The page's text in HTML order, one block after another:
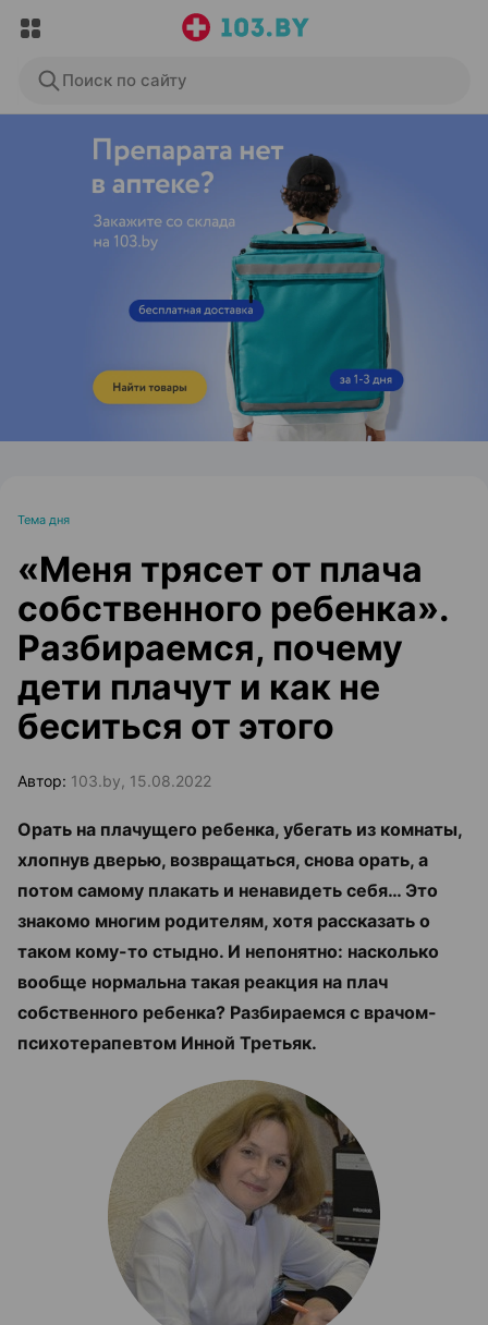
Поиск по сайту
ЭФФЕКТИВНАЯ РЕКЛАМА НА САЙТЕ
Тема дня
«Меня трясет от плача
собственного ребенка».
Разбираемся, почему
дети плачут и как не
беситься от этого
Автор: 103.by, 15.08.2022
Орать на плачущего ребенка, убегать из комнаты,
хлопнув дверью, возвращаться, снова орать, а
потом самому плакать и ненавидеть себя… Это
знакомо многим родителям, хотя рассказать о
таком кому-то стыдно. И непонятно: насколько
вообще нормальна такая реакция на плач
собственного ребенка? Разбираемся с врачом-
психотерапевтом Инной Третьяк.